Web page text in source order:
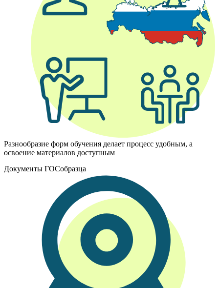
Разнообразие форм обучения делает процесс удобным, а
освоение материалов доступным
Документы ГОСобразца